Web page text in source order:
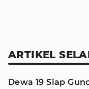
ARTIKEL
Dewa 19 Siap